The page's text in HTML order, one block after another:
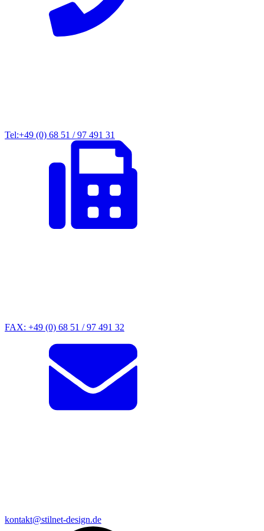
Tel:+49 (0) 68 51 / 97 491 31
FAX: +49 (0) 68 51 / 97 491 32
kontakt@stilnet-design.de